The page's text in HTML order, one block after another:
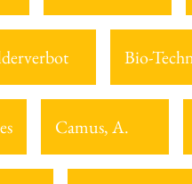
Bio-
Camus, A.